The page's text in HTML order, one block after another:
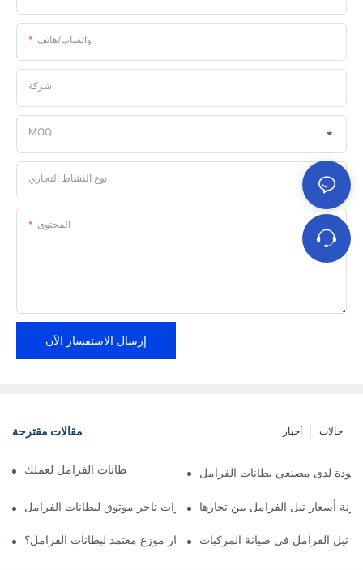
واتساب/هاتف
شركة
MOQ
نوع النشاط التجاري
المحتوى
إرسال الاستفسار الآن
مقالات مقترحة حالات أخبار
إيجاد موزعين موثوقين لبطانات الفرامل لعملكلدى مصنعي بطانات الفرامل
أهم مميزات تاجر موثوق لبطانات الفراملأسعار تيل الفرامل بين تجارها
لماذا يجب عليك اختيار موزع معتمد لبطانات الفرامل؟تيل الفرامل في صيانة المركبات